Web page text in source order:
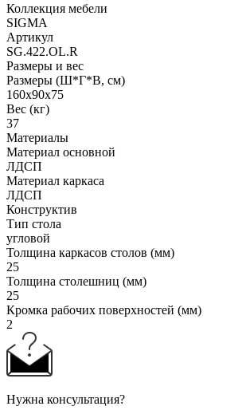
Коллекция мебели
SIGMA
Артикул
SG.422.OL.R
Размеры и вес
Размеры (Ш*Г*В, см)
160x90x75
Вес (кг)
37
Материалы
Материал основной
ЛДСП
Материал каркаса
ЛДСП
Конструктив
Тип стола
угловой
Толщина каркасов столов (мм)
25
Толщина столешниц (мм)
25
Кромка рабочих поверхностей (мм)
2
Нужна консультация?